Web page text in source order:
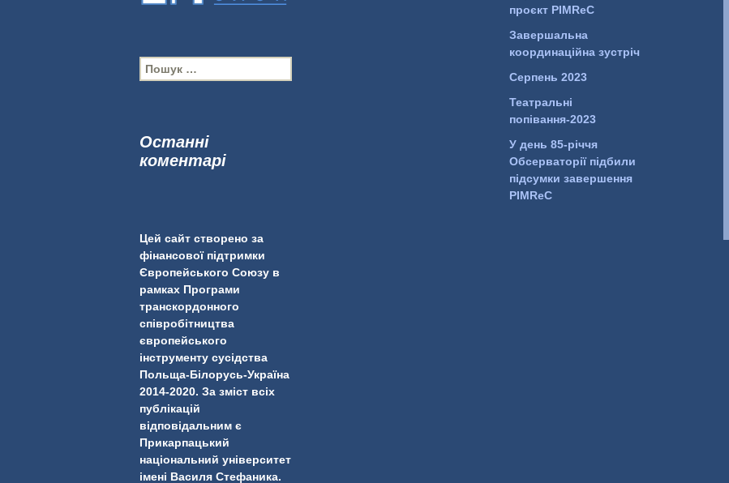
П
о
:
проєкт PIMReC
Завершальна
координаційна зустріч
Серпень 2023
Театральні
попівання-2023
У день 85-річчя
Обсерваторії підбили
підсумки завершення
PIMReC
Останні
коментарі
Цей сайт створено за
фінансової підтримки
Європейського Союзу в
рамках Програми
транскордонного
співробітництва
європейського
інструменту сусідства
Польща-Білорусь-Україна
2014-2020. За зміст всіх
публікацій
відповідальним є
Прикарпацький
національний університет
імені Василя Стефаника.